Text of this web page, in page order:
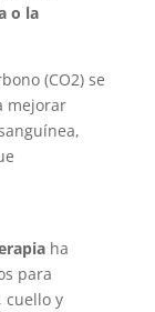
o la
(CO2) se
mejorar
ha
para
cuello y